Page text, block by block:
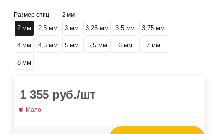
Размер спиц — 2 мм
2 мм 2,5 мм 3 мм 3,25 мм 3,5 мм 3,75 мм
4 мм 4,5 мм 5 мм 5,5 мм 6 мм 7 мм
8 мм
1 355 руб./шт
Мало